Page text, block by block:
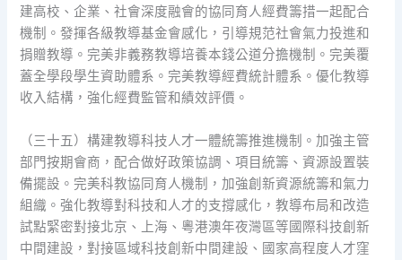
建高校、企業、社會深度融會的協同育人經費籌措一起配合
機制。發揮各級教導基金會感化，引導規范社會氣力投進和
捐贈教導。完美非義務教導培養本錢公道分擔機制。完美覆
蓋全學段學生資助體系。完美教導經費統計體系。優化教導
收入結構，強化經費監管和績效評價。
（三十五）構建教導科技人才一體統籌推進機制。加強主管
部門按期會商，配合做好政策協調、項目統籌、資源設置裝
備擺設。完美科教協同育人機制，加強創新資源統籌和氣力
組織。強化教導對科技和人才的支撐感化，教導布局和改造
試點緊密對接北京、上海、粵港澳年夜灣區等國際科技創新
中間建設，對接區域科技創新中間建設、國家高程度人才窪